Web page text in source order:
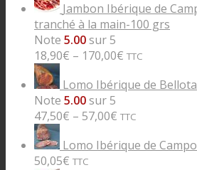
Jambon Ibérique de
tranché à la main-100 grs
Note 5.00sur 5
18,90€ – 170,00€ TTC
Lomo Ibérique de Bellota
Note 5.00sur 5
47,50€ – 57,00€ TTC
Lomo Ibérique de Campo
50,05€ TTC